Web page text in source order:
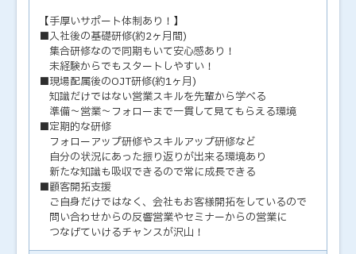
【手厚いサポート体制あり！】
■入社後の基礎研修(約2ヶ月間)
集合研修なので同期もいて安心感あり！
未経験からでもスタートしやすい！
■現場配属後のOJT研修(約1ヶ月)
知識だけではない営業スキルを先輩から学べる
準備～営業～フォローまで一貫して見てもらえる環境
■定期的な研修
フォローアップ研修やスキルアップ研修など
自分の状況にあった振り返りが出来る環境あり
新たな知識も吸収できるので常に成長できる
■顧客開拓支援
ご自身だけではなく、会社もお客様開拓をしているので
問い合わせからの反響営業やセミナーからの営業に
つなげていけるチャンスが沢山！